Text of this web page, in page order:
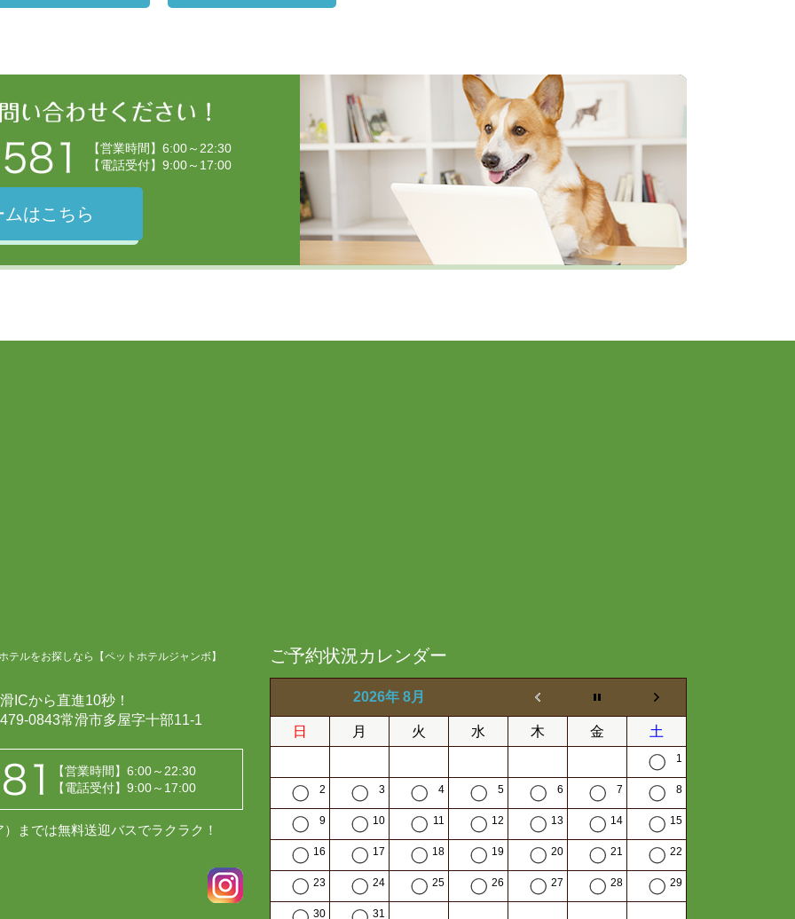
【営業時間】6:00～22:30
【電話受付】9:00～17:00
はこちら
ルをお探しなら【ペットホテルジャンボ】
ICから直進10秒！
0843常滑市多屋字十部11-1
【営業時間】6:00～22:30
【電話受付】9:00～17:00
までは無料送迎バスでラクラク！
ご予約状況カレンダー
2026年 8月
日 月 火 水 木 金 土
1
2 3 4 5 6 7 8
9 10 11 12 13 14 15
16 17 18 19 20 21 22
23 24 25 26 27 28 29
30 31